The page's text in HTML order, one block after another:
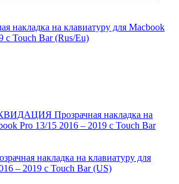
на клавиатуру для Macbook
с Touch Bar (Rus/Eu)
накладка на клавиатуру для
– 2019 с Touch Bar (US)